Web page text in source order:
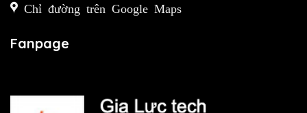
Chỉ đường trên Google Maps
Fanpage